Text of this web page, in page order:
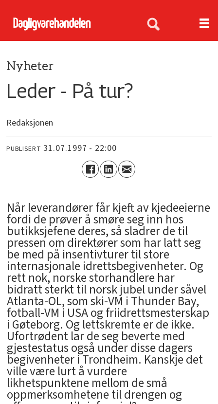
Nyheter
Leder - På tur?
Redaksjonen
PUBLISERT 31.07.1997 - 22:00
Når leverandører får kjeft av kjedeeierne
fordi de prøver å smøre seg inn hos
butikksjefene deres, så sladrer de til
pressen om direktører som har latt seg
be med på insentivturer til store
internasjonale idrettsbegivenheter. Og
rett nok, norske storhandlere har
bidratt sterkt til norsk jubel under såvel
Atlanta-OL, som ski-VM i Thunder Bay,
fotball-VM i USA og friidrettsmesterskap
i Gøteborg. Og lettskremte er de ikke.
Ufortrødent lar de seg beverte med
gjestestatus også under disse dagers
begivenheter i Trondheim. Kanskje det
ville være lurt å vurdere
likhetspunktene mellom de små
oppmerksomhetene til drengen og